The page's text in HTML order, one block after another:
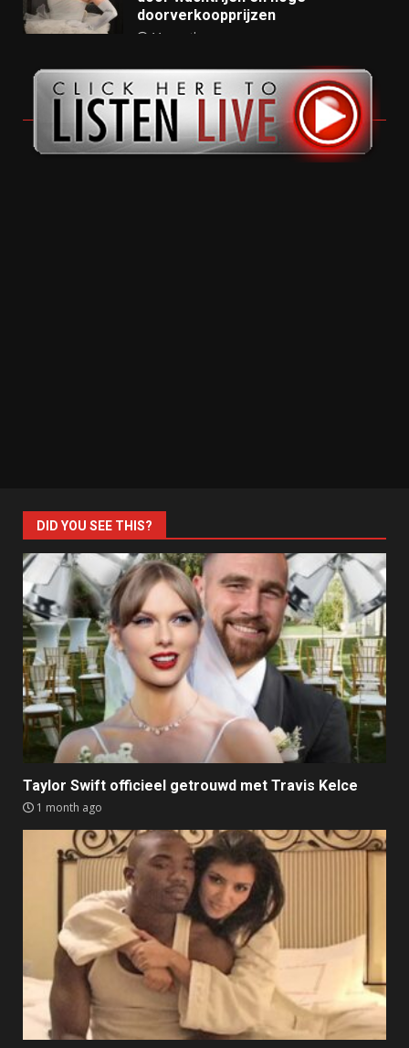
doorverkoopprijzen
11 months ago
DID YOU SEE THIS?
Taylor Swift officieel getrouwd met Travis Kelce
1 month ago